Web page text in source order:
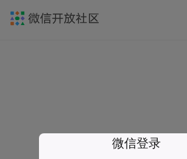
微信登录